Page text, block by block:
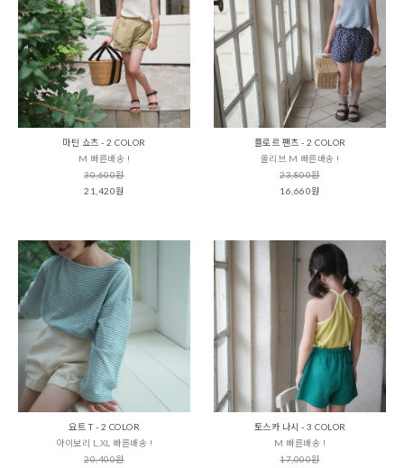
마틴 쇼츠 - 2 COLOR
M 빠른배송 !
30,600원
21,420원
플로르 팬츠 - 2 COLOR
올리브 M 빠른배송 !
23,800원
16,660원
요트 T - 2 COLOR
아이보리 L,XL 빠른배송 !
20,400원
토스카 나시 - 3 COLOR
M 빠른배송 !
17,000원